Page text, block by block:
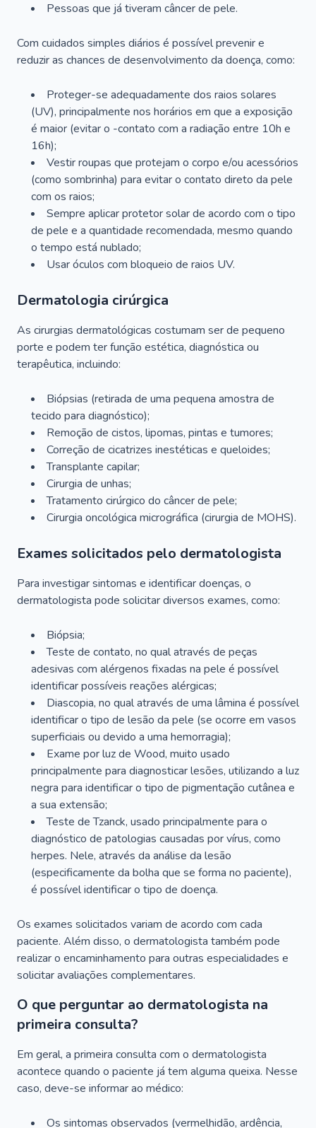
Pessoas que já tiveram câncer de pele.
Com cuidados simples diários é possível prevenir e
reduzir as chances de desenvolvimento da doença, como:
Proteger-se adequadamente dos raios solares
(UV), principalmente nos horários em que a exposição
é maior (evitar o -contato com a radiação entre 10h e
16h);
Vestir roupas que protejam o corpo e/ou acessórios
(como sombrinha) para evitar o contato direto da pele
com os raios;
Sempre aplicar protetor solar de acordo com o tipo
de pele e a quantidade recomendada, mesmo quando
o tempo está nublado;
Usar óculos com bloqueio de raios UV.
Dermatologia cirúrgica
As cirurgias dermatológicas costumam ser de pequeno
porte e podem ter função estética, diagnóstica ou
terapêutica, incluindo:
Biópsias (retirada de uma pequena amostra de
tecido para diagnóstico);
Remoção de cistos, lipomas, pintas e tumores;
Correção de cicatrizes inestéticas e queloides;
Transplante capilar;
Cirurgia de unhas;
Tratamento cirúrgico do câncer de pele;
Cirurgia oncológica micrográfica (cirurgia de MOHS).
Exames solicitados pelo dermatologista
Para investigar sintomas e identificar doenças, o
dermatologista pode solicitar diversos exames, como:
Biópsia;
Teste de contato, no qual através de peças
adesivas com alérgenos fixadas na pele é possível
identificar possíveis reações alérgicas;
Diascopia, no qual através de uma lâmina é possível
identificar o tipo de lesão da pele (se ocorre em vasos
superficiais ou devido a uma hemorragia);
Exame por luz de Wood, muito usado
principalmente para diagnosticar lesões, utilizando a luz
negra para identificar o tipo de pigmentação cutânea e
a sua extensão;
Teste de Tzanck, usado principalmente para o
diagnóstico de patologias causadas por vírus, como
herpes. Nele, através da análise da lesão
(especificamente da bolha que se forma no paciente),
é possível identificar o tipo de doença.
Os exames solicitados variam de acordo com cada
paciente. Além disso, o dermatologista também pode
realizar o encaminhamento para outras especialidades e
solicitar avaliações complementares.
O que perguntar ao dermatologista na
primeira consulta?
Em geral, a primeira consulta com o dermatologista
acontece quando o paciente já tem alguma queixa. Nesse
caso, deve-se informar ao médico:
Os sintomas observados (vermelhidão, ardência,